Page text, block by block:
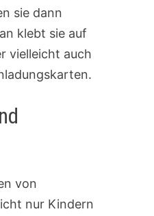
sie dann
klebt sie auf
vielleicht auch
von
nur Kindern